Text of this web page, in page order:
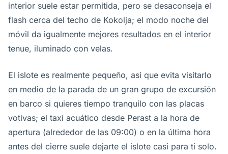
interior suele estar permitida, pero se desaconseja el
flash cerca del techo de Kokolja; el modo noche del
móvil da igualmente mejores resultados en el interior
tenue, iluminado con velas.
El islote es realmente pequeño, así que evita visitarlo
en medio de la parada de un gran grupo de excursión
en barco si quieres tiempo tranquilo con las placas
votivas; el taxi acuático desde Perast a la hora de
apertura (alrededor de las 09:00) o en la última hora
antes del cierre suele dejarte el islote casi para ti solo.